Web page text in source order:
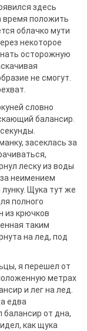
здесь
время положить
облачко мути
некоторое
осторожную
не смогут.
словно
балансир.
засеклась за
леску из воды
неимением
лунку. Щука тут же
полного
из крючков
таким
на лед, под
я перешел от
метрах
и лег на лед.
едва
балансир от дна,
как щука